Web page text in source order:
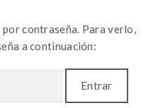
contraseña. Para verlo,
a continuación: